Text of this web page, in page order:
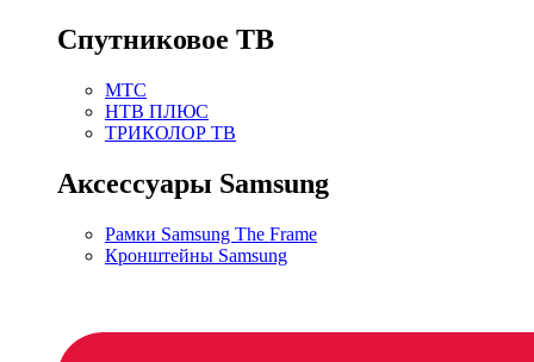
Спутниковое ТВ
МТС
НТВ ПЛЮС
ТРИКОЛОР ТВ
Аксессуары Samsung
Рамки Samsung The Frame
Кронштейны Samsung